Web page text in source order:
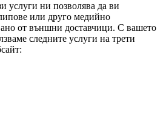
услуги ни позволява да ви
или друго медийно
от външни доставчици. С вашето
следните услуги на трети